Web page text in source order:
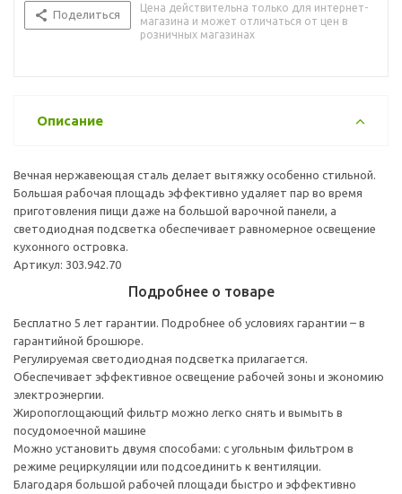
Поделиться
Цена действительна только для интернет-
магазина и может отличаться от цен в
розничных магазинах
Описание
Вечная нержавеющая сталь делает вытяжку особенно стильной.
Большая рабочая площадь эффективно удаляет пар во время
приготовления пищи даже на большой варочной панели, а
светодиодная подсветка обеспечивает равномерное освещение
кухонного островка.
Артикул: 303.942.70
Подробнее о товаре
Бесплатно 5 лет гарантии. Подробнее об условиях гарантии – в
гарантийной брошюре.
Регулируемая светодиодная подсветка прилагается.
Обеспечивает эффективное освещение рабочей зоны и экономию
электроэнергии.
Жиропоглощающий фильтр можно легко снять и вымыть в
посудомоечной машине
Можно установить двумя способами: с угольным фильтром в
режиме рециркуляции или подсоединить к вентиляции.
Благодаря большой рабочей площади быстро и эффективно